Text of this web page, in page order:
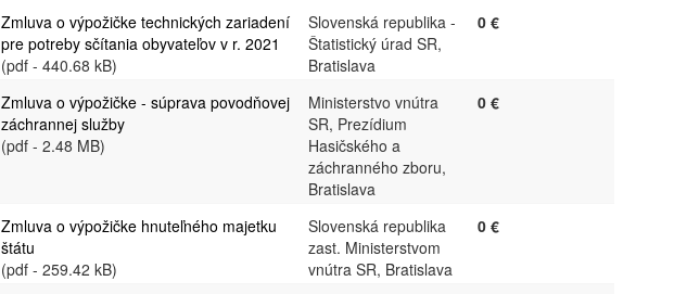
Zmluva o výpožičke technických zariadení
pre potreby sčítania obyvateľov v r. 2021
(pdf - 440.68 kB)
Slovenská republika -
Štatistický úrad SR,
Bratislava
0 €
Zmluva o výpožičke - súprava povodňovej
záchrannej služby
(pdf - 2.48 MB)
Ministerstvo vnútra
SR, Prezídium
Hasičského a
záchranného zboru,
Bratislava
0 €
Zmluva o výpožičke hnuteľného majetku
štátu
(pdf - 259.42 kB)
Slovenská republika
zast. Ministerstvom
vnútra SR, Bratislava
0 €